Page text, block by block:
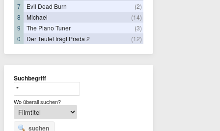
7
Evil Dead Burn
(2)
8
Michael
(14)
9
The Piano Tuner
(3)
0
Der Teufel trägt Prada 2 (12)
Suchbegriff
Wo überall suchen?
suchen